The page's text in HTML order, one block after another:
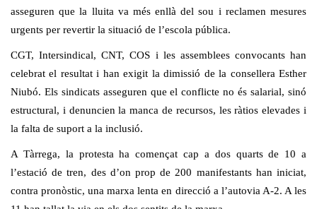
asseguren que la lluita va més enllà del sou i reclamen mesures
urgents per revertir la situació de l’escola pública.
CGT, Intersindical, CNT, COS i les assemblees convocants han
celebrat el resultat i han exigit la dimissió de la consellera Esther
Niubó. Els sindicats asseguren que el conflicte no és salarial, sinó
estructural, i denuncien la manca de recursos, les ràtios elevades i
la falta de suport a la inclusió.
A Tàrrega, la protesta ha començat cap a dos quarts de 10 a
l’estació de tren, des d’on prop de 200 manifestants han iniciat,
contra pronòstic, una marxa lenta en direcció a l’autovia A-2. A les